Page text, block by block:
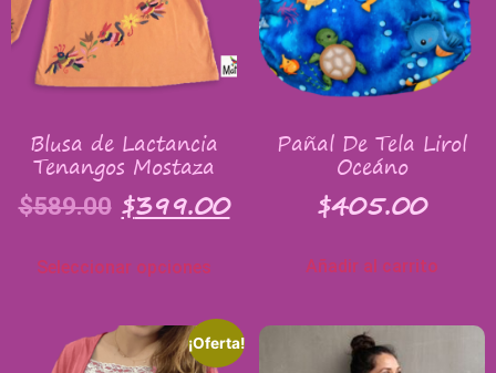
Blusa de Lactancia
Tenangos Mostaza
$589.00 $399.00
Seleccionar opciones
Pañal De Tela Lirol
Oceáno
$405.00
Añadir al carrito
¡Oferta!